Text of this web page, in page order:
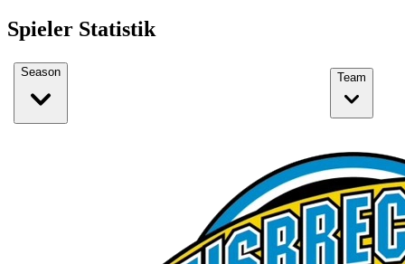
Spieler Statistik
Season Team